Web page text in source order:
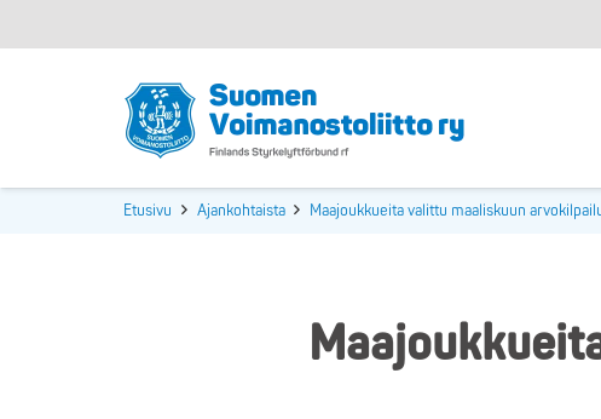
Etusivu Ajankohtaista Maajoukkueita valittu maaliskuun